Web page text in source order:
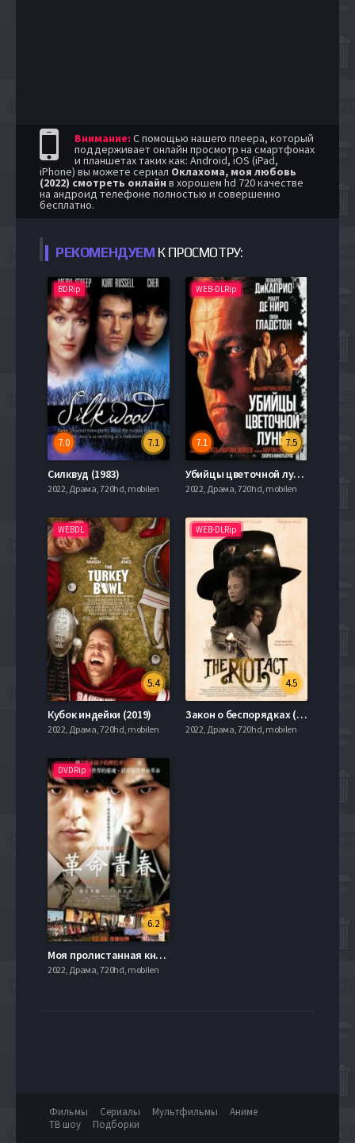
Внимание: С помощью нашего плеера, который
поддерживает онлайн просмотр на смартфонах
и планшетах таких как: Android, iOS (iPad,
iPhone) вы можете сериал Оклахома, моя любовь
(2022) смотреть онлайн в хорошем hd 720 качестве
на андроид телефоне полностью и совершенно
бесплатно.
РЕКОМЕНДУЕМ К ПРОСМОТРУ:
BDRip
7.1
7.0
Силквуд (1983)
2022, Драма, 720hd, mobilen
WEB-DLRip
7.5
7.1
Убийцы цветочной луны (2023)
2022, Драма, 720hd, mobilen
WEBDL
5.4
Кубок индейки (2019)
2022, Драма, 720hd, mobilen
WEB-DLRip
4.5
Закон о беспорядках (2018)
2022, Драма, 720hd, mobilen
DVDRip
6.2
Моя пролистанная книга / Моя последняя страница (2011)
2022, Драма, 720hd, mobilen
Фильмы Сериалы Мультфильмы
Аниме
ТВ шоу
Подборки